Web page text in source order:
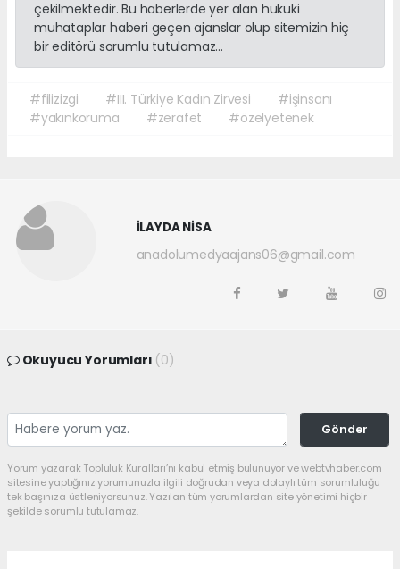
çekilmektedir. Bu haberlerde yer alan hukuki
muhataplar haberi geçen ajanslar olup sitemizin hiç
bir editörü sorumlu tutulamaz...
#filizizgi #III. Türkiye Kadın Zirvesi
#işinsanı
#yakınkoruma
#zerafet #özelyetenek
İLAYDA NİSA
anadolumedyaajans06@gmail.com
Okuyucu Yorumları (0)
Gönder
Yorum yazarak Topluluk Kuralları’nı kabul etmiş bulunuyor ve webtvhaber.com
sitesine yaptığınız yorumunuzla ilgili doğrudan veya dolaylı tüm sorumluluğu
tek başınıza üstleniyorsunuz. Yazılan tüm yorumlardan site yönetimi hiçbir
şekilde sorumlu tutulamaz.